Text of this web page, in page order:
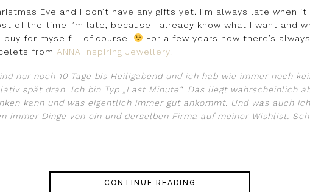
Eve and I don’t have any gifts yet. I’m always late when
of the time I’m late, because I already know what I want and
for myself – of course!
For a few years now there’s
from ANNA Inspiring Jewellery.
nur noch 10 Tage bis Heiligabend und ich hab wie immer noch
spät dran. Ich bin Typ „Last Minute“. Das liegt wahrscheinlich
kann und was eigentlich immer gut ankommt. Und was auch
immer Dinge von ein und derselben Firma auf meiner Wishlist:
CONTINUE READING